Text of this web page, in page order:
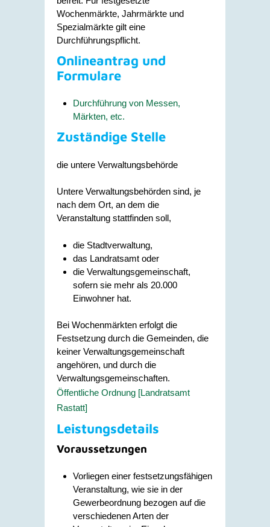
Wochenmärkte, Jahrmärkte und
Spezialmärkte gilt eine
Durchführungspflicht.
Onlineantrag und
Formulare
Durchführung von Messen,
Märkten, etc.
Zuständige Stelle
die untere Verwaltungsbehörde
Untere Verwaltungsbehörden sind, je
nach dem Ort, an dem die
Veranstaltung stattfinden soll,
die Stadtverwaltung,
das Landratsamt oder
die Verwaltungsgemeinschaft,
sofern sie mehr als 20.000
Einwohner hat.
Bei Wochenmärkten erfolgt die
Festsetzung durch die Gemeinden, die
keiner Verwaltungsgemeinschaft
angehören, und durch die
Verwaltungsgemeinschaften.
Öffentliche Ordnung [Landratsamt
Rastatt]
Leistungsdetails
Voraussetzungen
Vorliegen einer festsetzungsfähigen
Veranstaltung, wie sie in der
Gewerbeordnung bezogen auf die
verschiedenen Arten der